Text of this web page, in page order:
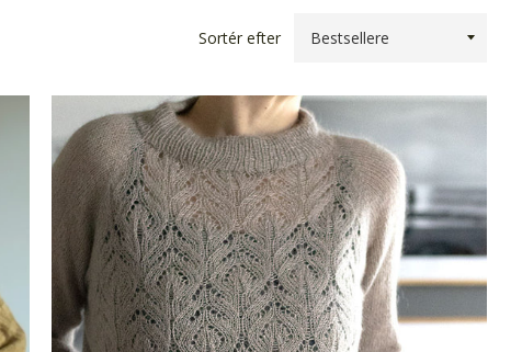
Sortér efter